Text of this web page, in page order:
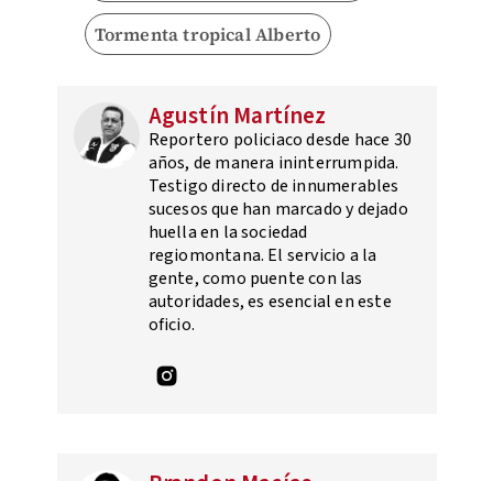
Tormenta tropical Alberto
Agustín Martínez
Reportero policiaco desde hace 30
años, de manera ininterrumpida.
Testigo directo de innumerables
sucesos que han marcado y dejado
huella en la sociedad
regiomontana. El servicio a la
gente, como puente con las
autoridades, es esencial en este
oficio.